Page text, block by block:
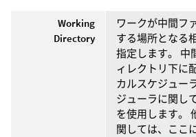
Working
Directory
ワークが中間フ
する場所となる
指定します。 中
ィレクトリ下に
カルスケジュー
ジューラに関し
を使用します。
関しては、ここ